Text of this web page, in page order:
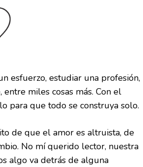
esfuerzo, estudiar una profesión,
miles cosas más. Con el
para que todo se construya solo.
de que el amor es altruista, de
No mí querido lector, nuestra
algo va detrás de alguna